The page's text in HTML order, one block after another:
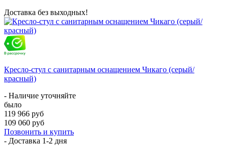
Доставка без выходных!
Кресло-стул с санитарным оснащением Чикаго (серый/
красный)
- Наличие уточняйте
было
119 966 руб
109 060 руб
Позвонить и купить
- Доставка 1-2 дня